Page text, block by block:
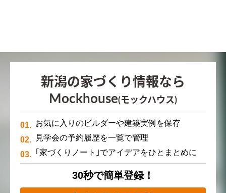
新潟の家づくり情報なら
Mockhouse(モックハウス)
お気に入りのビルダーや建築実例を保存
見学会の予約履歴を一覧で管理
｢家づくりノート｣でアイデアをひとまとめに
30秒で簡単登録！